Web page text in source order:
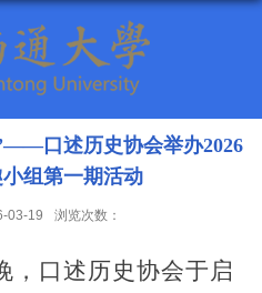
口述历史协会举办2026
组第一期活动
03-19 浏览次数：
口述历史协会于启